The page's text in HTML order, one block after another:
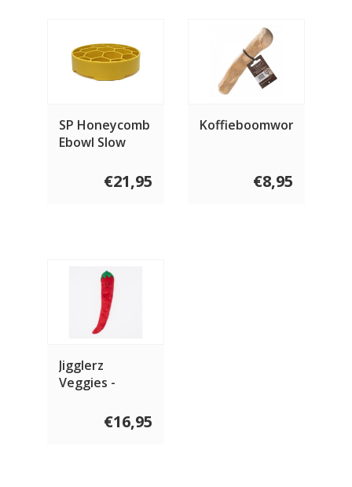
SP Honeycomb
Ebowl Slow
€21,95
Koffieboomwortel
€8,95
Jigglerz
Veggies -
€16,95